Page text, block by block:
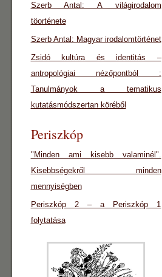
Szerb Antal: A világirodalom
töorténete
Szerb Antal: Magyar irodalomtörténet
Zsidó kultúra és identitás –
antropológiai nézőpontból :
Tanulmányok a tematikus
kutatásmódszertan köréből
Periszkóp
"Minden ami kisebb valaminél".
Kisebbségekről minden
mennyiségben
Periszkóp 2 – a Periszkóp 1
folytatása